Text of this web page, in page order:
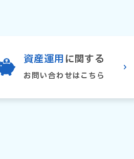
資産運用に関する
お問い合わせはこちら